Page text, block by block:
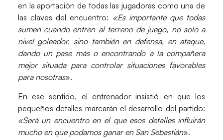
en la aportación de todas las jugadoras como una de
las claves del encuentro: «Es importante que todas
sumen cuando entren al terreno de juego, no solo a
nivel goleador, sino también en defensa, en ataque,
dando un pase más o encontrando a la compañera
mejor situada para controlar situaciones favorables
para nosotras».
En ese sentido, el entrenador insistió en que los
pequeños detalles marcarán el desarrollo del partido:
«Será un encuentro en el que esos detalles influirán
mucho en que podamos ganar en San Sebastián».